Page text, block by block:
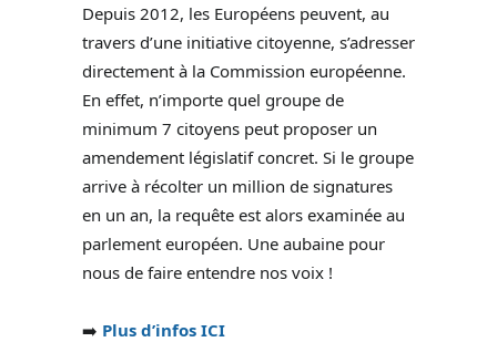
Depuis 2012, les Européens peuvent, au
travers d’une initiative citoyenne, s’adresser
directement à la Commission européenne.
En effet, n’importe quel groupe de
minimum 7 citoyens peut proposer un
amendement législatif concret. Si le groupe
arrive à récolter un million de signatures
en un an, la requête est alors examinée au
parlement européen. Une aubaine pour
nous de faire entendre nos voix !
➡️ Plus d’infos ICI